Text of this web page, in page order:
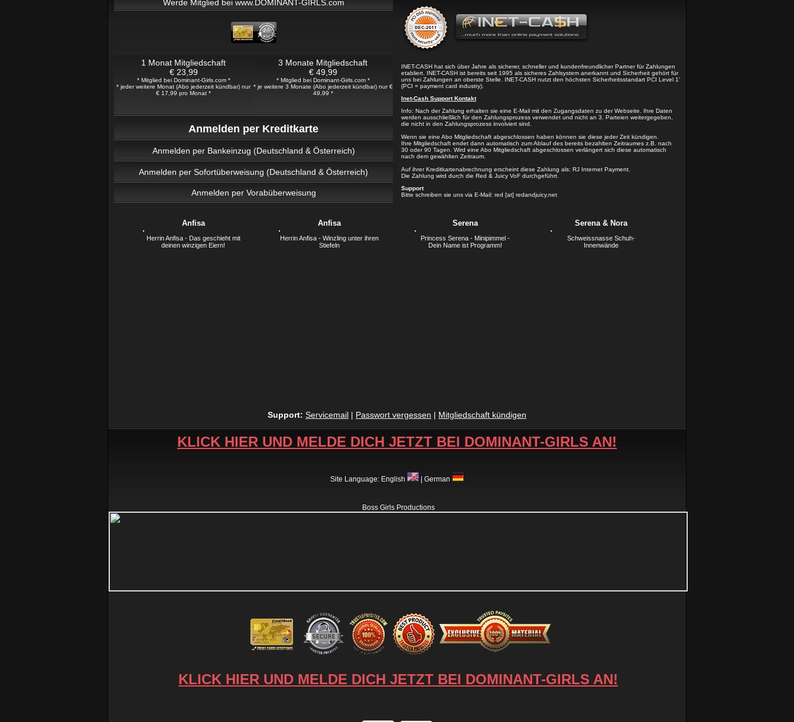
Werde Mitglied bei www.DOMINANT-GIRLS.com
1 Monat Mitgliedschaft
€ 23,99
* Mitglied bei Dominant-Girls.com *
* jeder weitere Monat (Abo jederzeit kündbar) nur
€ 17,99 pro Monat *
3 Monate Mitgliedschaft
€ 49,99
* Mitglied bei Dominant-Girls.com *
* je weitere 3 Monate (Abo jederzeit kündbar) nur €
49,99 *
Anmelden per Kreditkarte
Anmelden per Bankeinzug (Deutschland & Österreich)
Anmelden per Sofortüberweisung (Deutschland & Österreich)
Anmelden per Vorabüberweisung
INET-CASH hat sich über Jahre als sicherer, schneller und kundenfreundlicher Partner für Zahlungen
etabliert. INET-CASH ist bereits seit 1995 als sicheres Zahlsystem anerkannt und Sicherheit gehört für
uns bei Zahlungen an oberste Stelle. INET-CASH nutzt den höchsten Sicherheitsstandart PCI Level 1’
(PCI = payment card industry).
Inet-Cash Support Kontakt
Info: Nach der Zahlung erhalten sie eine E-Mail mit den Zugangsdaten zu der Webseite. Ihre Daten
werden ausschließlich für den Zahlungsprozess verwendet und nicht an 3. Parteien weitergegeben,
die nicht in den Zahlungsprozess involviert sind.
Wenn sie eine Abo Mitgliedschaft abgeschlossen haben können sie diese jeder Zeit kündigen.
Ihre Mitgliedschaft endet dann automatisch zum Ablauf des bereits bezahlten Zeitraumes z.B. nach
30 oder 90 Tagen. Wird eine Abo Mitgliedschaft abgeschlossen verlängert sich diese automatisch
nach dem gewählten Zeitraum.
Auf ihrer Kreditkartenabrechnung erscheint diese Zahlung als: RJ Internet Payment.
Die Zahlung wird durch die Red & Juicy VoF durchgeführt.
Support
Bitte schreiben sie uns via E-Mail: red [at] redandjuicy.net
Anfisa
Herrin Anfisa - Das geschieht mit
deinen winzigen Eiern!
Anfisa
Herrin Anfisa - Winzling unter ihren
Stiefeln
Serena
Princess Serena - Minipimmel -
Dein Name ist Programm!
Serena & Nora
Schweissnasse Schuh-
Innenwände
Support: Servicemail | Passwort vergessen | Mitgliedschaft kündigen
KLICK HIER UND MELDE DICH JETZT BEI DOMINANT-GIRLS AN!
Site Language: English German
Boss Girls Productions
KLICK HIER UND MELDE DICH JETZT BEI DOMINANT-GIRLS AN!